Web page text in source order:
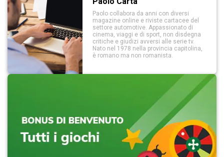
Paolo collabora da anni con diversi
magazine online e riviste cartacee del
settore automotive. Appassionato di
cinema, viaggi e di sport, non disdegna
critiche e giudizi avversi alle serie tv.
Nato nel 1978 nella provincia capitolina,
è romano ma non romanista.